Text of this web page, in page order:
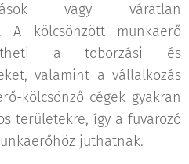
vagy váratlan
A kölcsönzött munkaerő
a toborzási és
valamint a vállalkozás
kölcsönző cégek gyakran
területekre, így a fuvarozó
juthatnak.